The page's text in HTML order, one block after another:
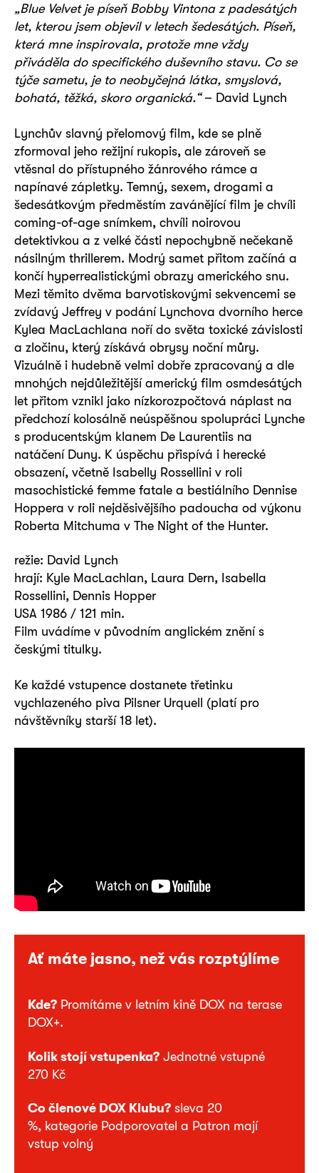
Ať máte jasno, než vás rozptýlíme
Kde? Promítáme v letním kině DOX na terase
DOX+.
Kolik stojí vstupenka? Jednotné vstupné
270 Kč
Co členové DOX Klubu? sleva 20
%, kategorie Podporovatel a Patron mají
vstup volný
„Blue Velvet je píseň Bobby Vintona z padesátých
let, kterou jsem objevil v letech šedesátých. Píseň,
která mne inspirovala, protože mne vždy
přiváděla do specifického duševního stavu. Co se
týče sametu, je to neobyčejná látka, smyslová,
bohatá, těžká, skoro organická.“– David Lynch
Lynchův slavný přelomový film, kde se plně
zformoval jeho režijní rukopis, ale zároveň se
vtěsnal do přístupného žánrového rámce a
napínavé zápletky. Temný, sexem, drogami a
šedesátkovým předměstím zavánějící film je chvíli
coming-of-age snímkem, chvíli noirovou
detektivkou a z velké části nepochybně nečekaně
násilným thrillerem. Modrý samet přitom začíná a
končí hyperrealistickými obrazy amerického snu.
Mezi těmito dvěma barvotiskovými sekvencemi se
zvídavý Jeffrey v podání Lynchova dvorního herce
Kylea MacLachlana noří do světa toxické závislosti
a zločinu, který získává obrysy noční můry.
Vizuálně i hudebně velmi dobře zpracovaný a dle
mnohých nejdůležitější americký film osmdesátých
let přitom vznikl jako nízkorozpočtová náplast na
předchozí kolosálně neúspěšnou spolupráci Lynche
s producentským klanem De Laurentiis na
natáčení Duny. K úspěchu přispívá i herecké
obsazení, včetně Isabelly Rossellini v roli
masochistické femme fatale a bestiálního Dennise
Hoppera v roli nejděsivějšího padoucha od výkonu
Roberta Mitchuma v The Night of the Hunter.
režie: David Lynch
hrají: Kyle MacLachlan, Laura Dern, Isabella
Rossellini, Dennis Hopper
USA 1986 / 121 min.
Film uvádíme v původním anglickém znění s
českými titulky.
Ke každé vstupence dostanete třetinku
vychlazeného piva Pilsner Urquell (platí pro
návštěvníky starší 18 let).